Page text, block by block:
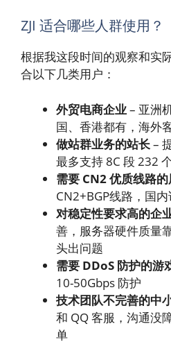
ZJI 适合哪些人群使用？
根据我这段时间的观察和实
合以下几类用户：
外贸电商企业– 亚洲
国、香港都有，海外
做站群业务的站长–
最多支持 8C 段 232
需要 CN2 优质线路
CN2+BGP线路，国
对稳定性要求高的企
善，服务器硬件质量
头出问题
需要 DDoS 防护的游
10-50Gbps 防护
技术团队不完善的中
和 QQ 客服，沟通没
单